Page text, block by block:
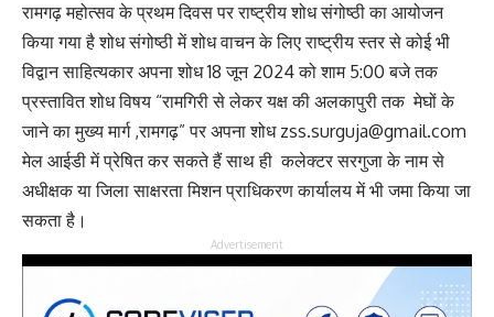
रामगढ़ महोत्सव के प्रथम दिवस पर राष्ट्रीय शोध संगोष्ठी का आयोजन
किया गया है शोध संगोष्ठी में शोध वाचन के लिए राष्ट्रीय स्तर से कोई भी
विद्वान साहित्यकार अपना शोध 18 जून 2024 को शाम 5:00 बजे तक
प्रस्तावित शोध विषय “रामगिरी से लेकर यक्ष की अलकापुरी तक मेघों के
जाने का मुख्य मार्ग ,रामगढ़” पर अपना शोध zss.surguja@gmail.com
मेल आईडी में प्रेषित कर सकते हैं साथ ही कलेक्टर सरगुजा के नाम से
अधीक्षक या जिला साक्षरता मिशन प्राधिकरण कार्यालय में भी जमा किया जा
सकता है।
Advertisement